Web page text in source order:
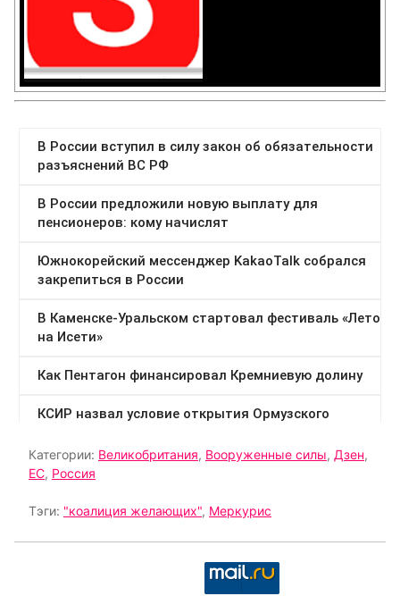
Категории: Великобритания, Вооруженные силы, Дзен,
ЕС, Россия
Тэги: "коалиция желающих", Меркурис